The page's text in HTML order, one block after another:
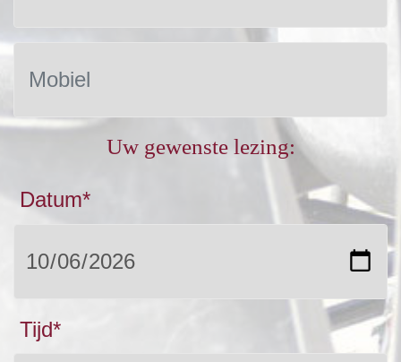
Uw gewenste lezing:
Datum*
Tijd*